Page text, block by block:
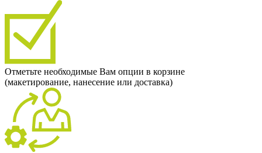
Отметьте необходимые Вам опции в корзине
(макетирование, нанесение или доставка)